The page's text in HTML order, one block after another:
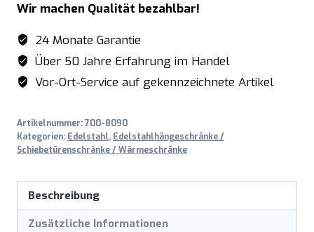
Wir machen Qualität bezahlbar!
24 Monate Garantie
Über 50 Jahre Erfahrung im Handel
Vor-Ort-Service auf gekennzeichnete Artikel
Artikelnummer:700-8090
Kategorien: Edelstahl, Edelstahlhängeschränke /
Schiebetürenschränke / Wärmeschränke
Beschreibung
Zusätzliche Informationen